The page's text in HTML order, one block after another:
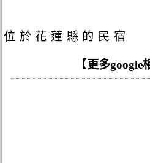
位於花蓮縣的民宿
【 更多google